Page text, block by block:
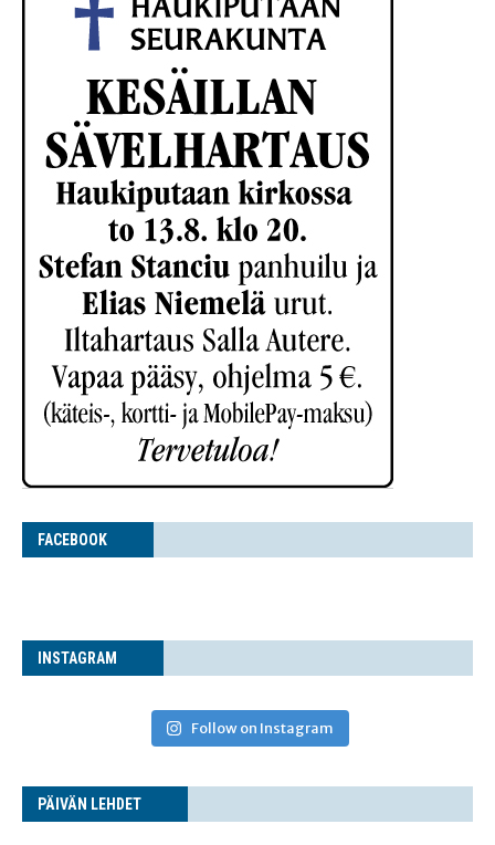
FACE­BOOK
INS­TA­GRAM
Follow on Instagram
PÄI­VÄN LEHDET